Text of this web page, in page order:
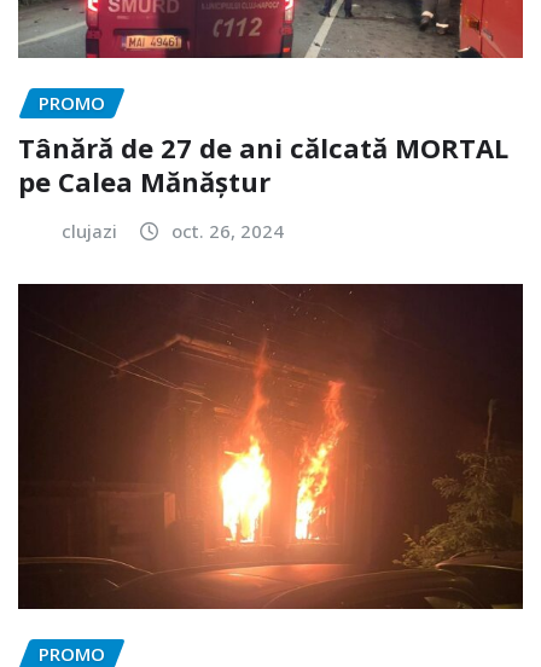
PROMO
Tânără de 27 de ani călcată MORTAL
pe Calea Mănăștur
clujazi oct. 26, 2024
PROMO